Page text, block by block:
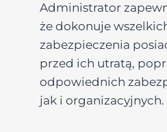
Administrator
że dokonuje
zabezpieczenia
przed ich utratą,
odpowiednich
jak i organizacyjnych.